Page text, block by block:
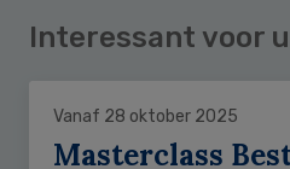
Interessant voor u
Vanaf 28 oktober 2025
Masterclass